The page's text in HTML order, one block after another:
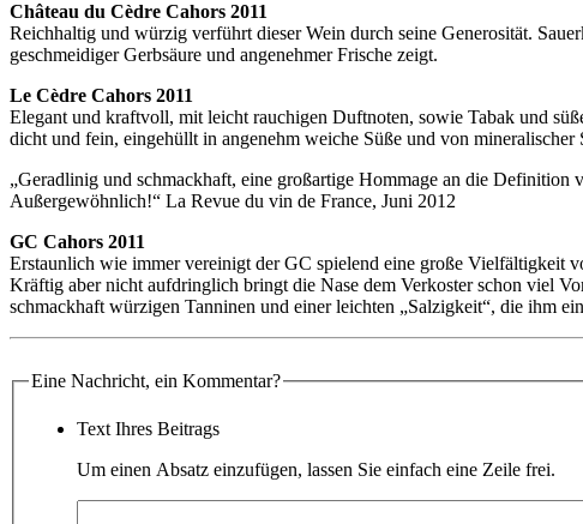
Château du Cèdre Cahors 2011
Reichhaltig und würzig verführt dieser Wein durch seine Generosität.
geschmeidiger Gerbsäure und angenehmer Frische zeigt.
Le Cèdre Cahors 2011
Elegant und kraftvoll, mit leicht rauchigen Duftnoten, sowie Tabak und
dicht und fein, eingehüllt in angenehm weiche Süße und von
„Geradlinig und schmackhaft, eine großartige Hommage an die
Außergewöhnlich!“ La Revue du vin de France, Juni 2012
GC Cahors 2011
Erstaunlich wie immer vereinigt der GC spielend eine große Vielfältigkeit
Kräftig aber nicht aufdringlich bringt die Nase dem Verkoster schon viel
schmackhaft würzigen Tanninen und einer leichten „Salzigkeit“, die ihm
Eine Nachricht, ein Kommentar?
Text Ihres Beitrags
Um einen Absatz einzufügen, lassen Sie einfach eine Zeile frei.